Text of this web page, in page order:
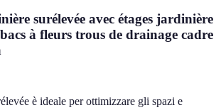
surélevée avec étages jardinière
à fleurs trous de drainage cadre
è ideale per ottimizzare gli spazi e